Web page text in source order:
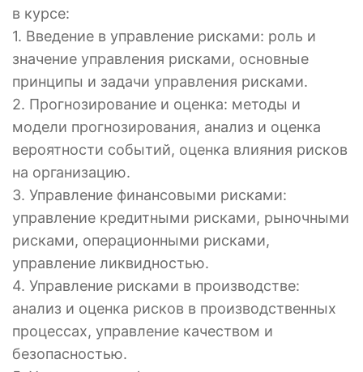
в курсе:
1. Введение в управление рисками: роль и
значение управления рисками, основные
принципы и задачи управления рисками.
2. Прогнозирование и оценка: методы и
модели прогнозирования, анализ и оценка
вероятности событий, оценка влияния рисков
на организацию.
3. Управление финансовыми рисками:
управление кредитными рисками, рыночными
рисками, операционными рисками,
управление ликвидностью.
4. Управление рисками в производстве:
анализ и оценка рисков в производственных
процессах, управление качеством и
безопасностью.